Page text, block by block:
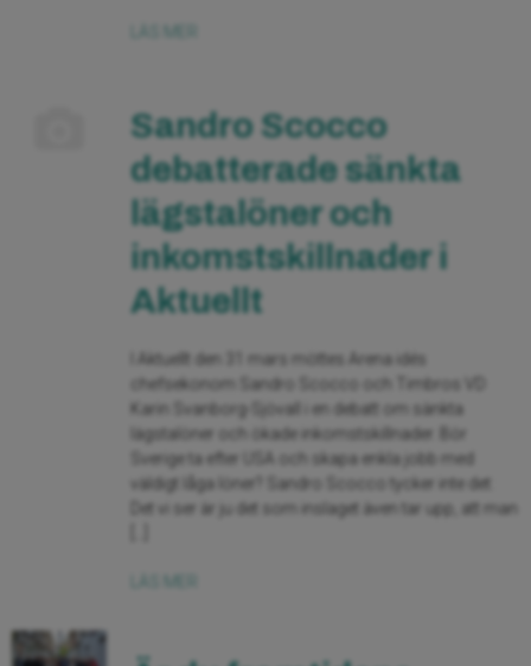
Sandro Scocco
debatterade sänkta
lägstalöner och
inkomstskillnader i
Aktuellt
I Aktuellt den 31 mars möttes Arena idés
chefsekonom Sandro Scocco och Timbros VD
Karin Svanborg-Sjövall i en debatt om sänkta
lägstalöner och ökade inkomstskillnader. Bör
Sverige ta efter USA och skapa enkla jobb med
väldigt låga löner? Sandro Scocco tycker inte det:
Det vi ser är ju det som inslaget även tar upp, att man